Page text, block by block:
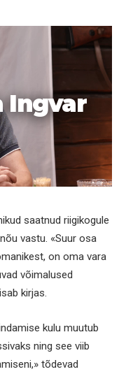
Ingvar
saatnud riigikogule
vastu. «Suur osa
on oma vara
võimalused
kirjas.
kulu muutub
ning see viib
tõdevad